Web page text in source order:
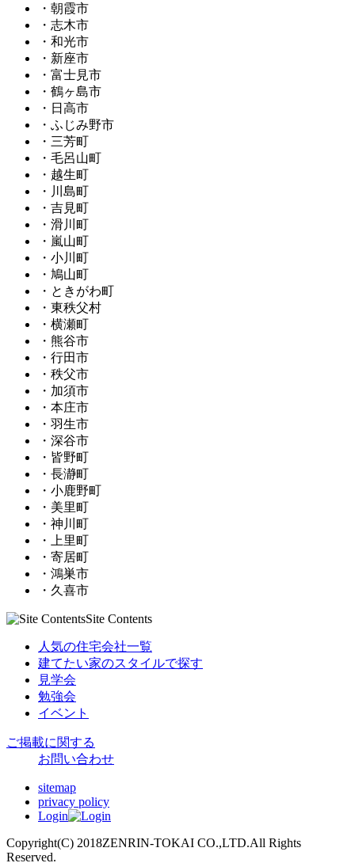
・朝霞市
・志木市
・和光市
・新座市
・富士見市
・鶴ヶ島市
・日高市
・ふじみ野市
・三芳町
・毛呂山町
・越生町
・川島町
・吉見町
・滑川町
・嵐山町
・小川町
・鳩山町
・ときがわ町
・東秩父村
・横瀬町
・熊谷市
・行田市
・秩父市
・加須市
・本庄市
・羽生市
・深谷市
・皆野町
・長瀞町
・小鹿野町
・美里町
・神川町
・上里町
・寄居町
・鴻巣市
・久喜市
Site Contents
人気の住宅会社一覧
建てたい家のスタイルで探す
見学会
勉強会
イベント
ご掲載に関する
お問い合わせ
sitemap
privacy policy
Login
Copyright(C) 2018ZENRIN-TOKAI CO.,LTD.All Rights
Reserved.